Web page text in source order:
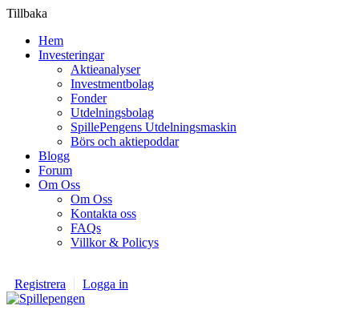
Tillbaka
Hem
Investeringar
Aktieanalyser
Investmentbolag
Fonder
Utdelningsbolag
SpillePengens Utdelningsmaskin
Börs och aktiepoddar
Blogg
Forum
Om Oss
Om Oss
Kontakta oss
FAQs
Villkor & Policys
Registrera Logga in